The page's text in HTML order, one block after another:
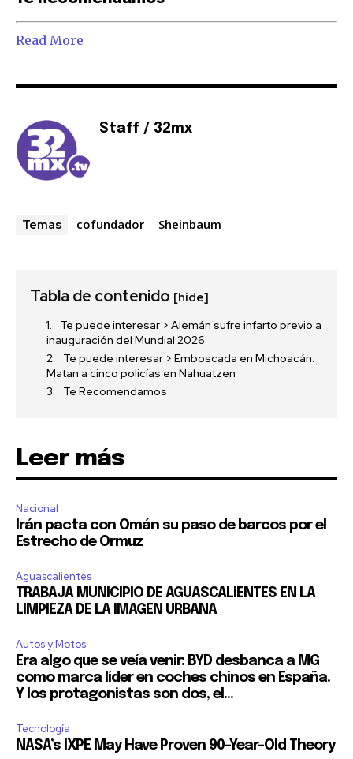
Read More
Staff / 32mx
Temas cofundador Sheinbaum
Tabla de contenido [hide]
Te puede interesar > Alemán sufre infarto previo a
inauguración del Mundial 2026
Te puede interesar > Emboscada en Michoacán:
Matan a cinco policías en Nahuatzen
Te Recomendamos
Leer más
Nacional
Irán pacta con Omán su paso de barcos por el
Estrecho de Ormuz
Aguascalientes
TRABAJA MUNICIPIO DE AGUASCALIENTES EN LA
LIMPIEZA DE LA IMAGEN URBANA
Autos y Motos
Era algo que se veía venir: BYD desbanca a MG
como marca líder en coches chinos en España.
Y los protagonistas son dos, el...
Tecnología
NASA’s IXPE May Have Proven 90-Year-Old Theory